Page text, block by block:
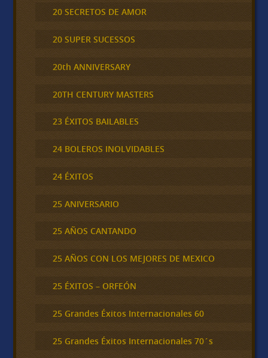
20 SECRETOS DE AMOR
20 SUPER SUCESSOS
20th ANNIVERSARY
20TH CENTURY MASTERS
23 ÉXITOS BAILABLES
24 BOLEROS INOLVIDABLES
24 ÉXITOS
25 ANIVERSARIO
25 AÑOS CANTANDO
25 AÑOS CON LOS MEJORES DE MEXICO
25 ÉXITOS – ORFEÓN
25 Grandes Éxitos Internacionales 60
25 Grandes Éxitos Internacionales 70´s